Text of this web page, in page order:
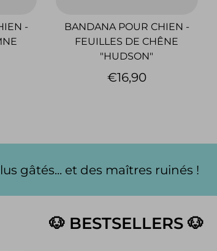
-
BANDANA POUR CHIEN -
FEUILLES DE CHÊNE
"HUDSON"
€16,90
ruinés !
🐶 BESTSELLERS 🐶